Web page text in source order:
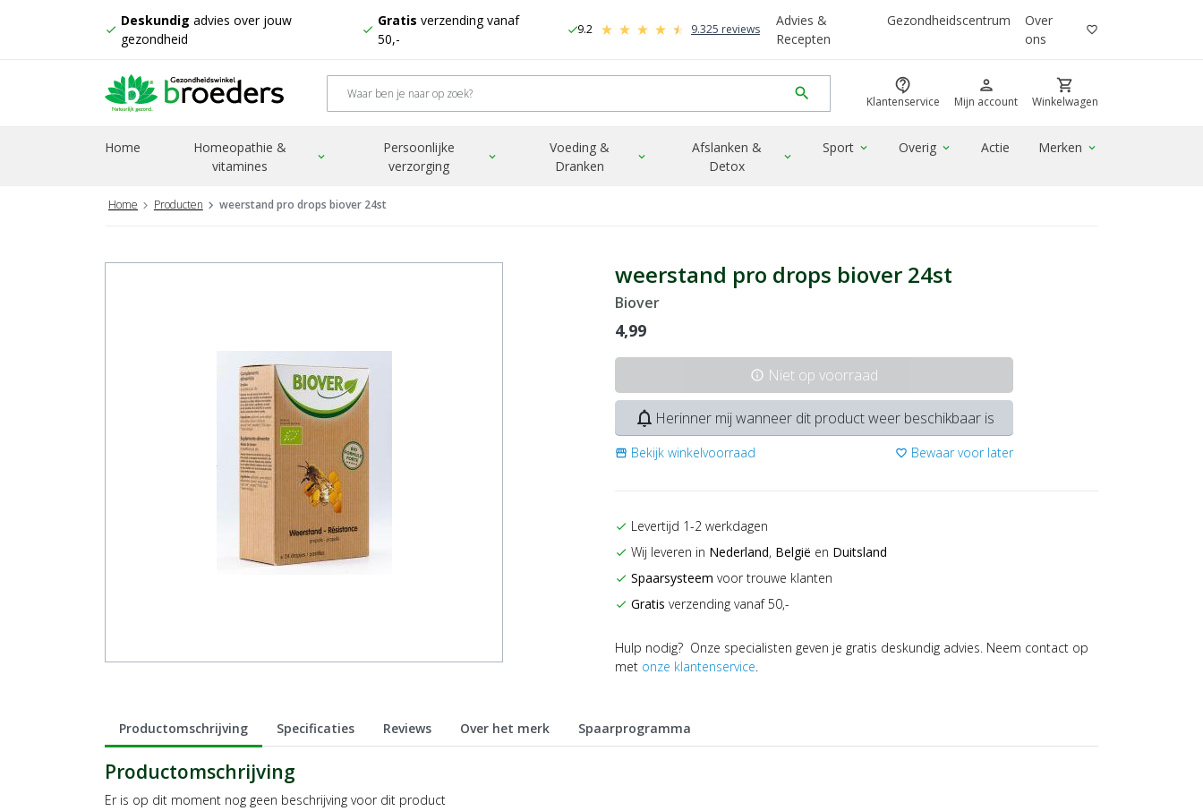
check
Deskundig advies over jouw
gezondheid
check
Gratis verzending vanaf
50,-
check9.2 9.325 reviews
Advies &
Recepten
Gezondheidscentrum
Over
ons
favorite_border
search contact_support
Klantenservice
person
Mijn account
shopping_cart
Winkelwagen
Home
Homeopathie &
vitamines
expand_more
Persoonlijke
verzorging
expand_more
Voeding &
Dranken
expand_more
Afslanken &
Detox
expand_more
Sport expand_more Overig expand_more Actie Merken expand_more
Home Producten weerstand pro drops biover 24st
weerstand pro drops biover 24st
Biover
4,99
info Niet op voorraad
notifications_none Herinner mij wanneer dit product weer beschikbaar is
storefront Bekijk winkelvoorraad favorite_border Bewaar voor later
check Levertijd 1-2 werkdagen
check Wij leveren in Nederland, België en Duitsland
check Spaarsysteem voor trouwe klanten
check Gratis verzending vanaf 50,-
Hulp nodig? Onze specialisten geven je gratis deskundig advies. Neem contact op
met onze klantenservice.
Productomschrijving Specificaties Reviews Over het merk Spaarprogramma
Productomschrijving
Er is op dit moment nog geen beschrijving voor dit product